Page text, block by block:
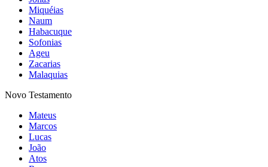
Miquéias
Naum
Habacuque
Sofonias
Ageu
Zacarias
Malaquias
Novo Testamento
Mateus
Marcos
Lucas
João
Atos